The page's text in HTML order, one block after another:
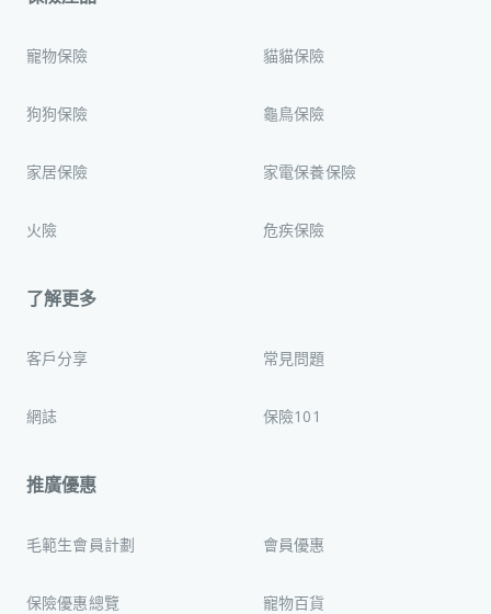
寵物保險 貓貓保險
狗狗保險 龜鳥保險
家居保險 家電保養保險
火險 危疾保險
了解更多
客戶分享 常見問題
網誌 保險101
推廣優惠
毛範生會員計劃 會員優惠
保險優惠總覽 寵物百貨